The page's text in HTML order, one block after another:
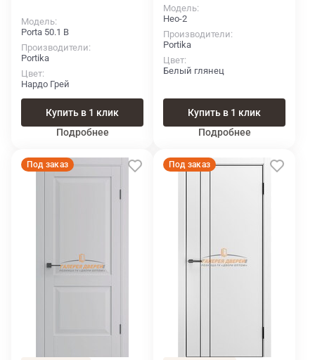
Модель
Porta 50.1 В
Производители
Portika
Цвет
Нардо Грей
Купить в 1 клик
Подробнее
Модель
Нео-2
Производители
Portika
Цвет
Белый глянец
Купить в 1 клик
Подробнее
Под заказ Под заказ